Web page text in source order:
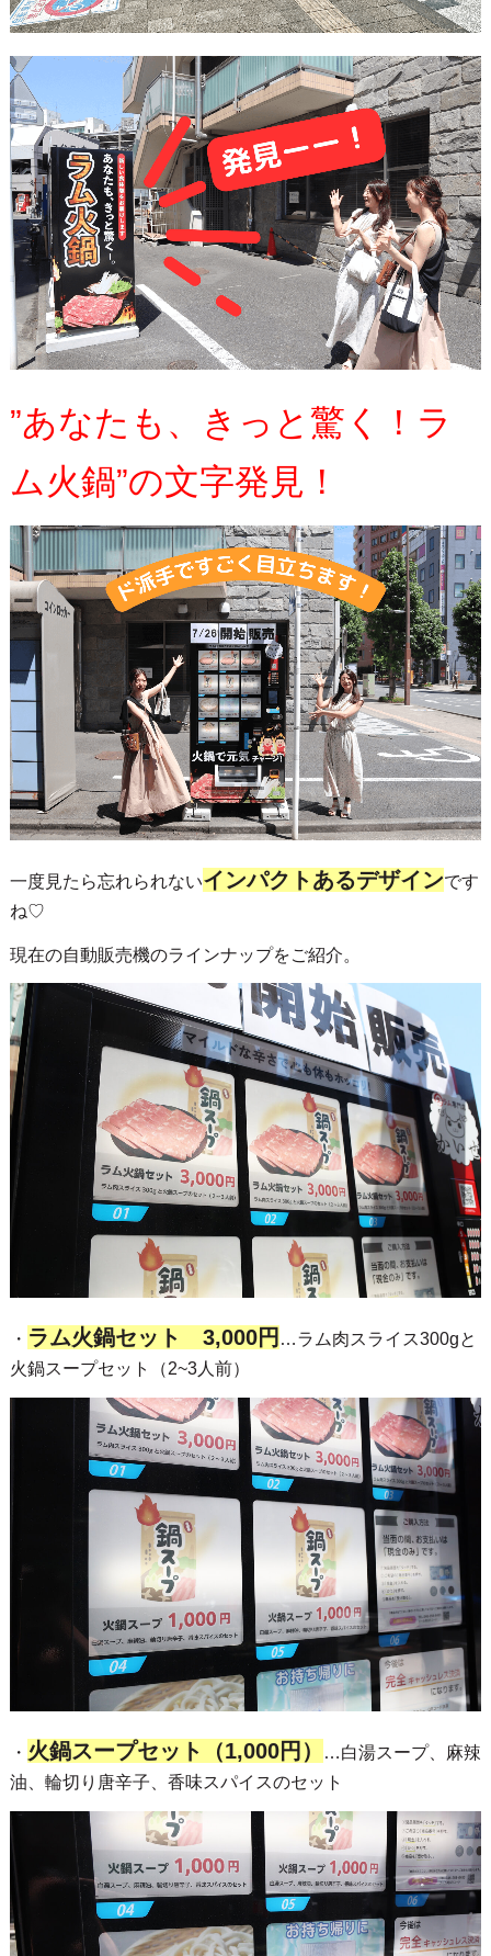
”あなたも、きっと驚く！ ラ
ム火鍋”の文字発見！
一度見たら忘れられないインパクトあるデザインです
ね♡
現在の自動販売機のラインナップをご紹介。
・ ラム火鍋セット 3,000円 …ラム肉スライス300gと
火鍋スープセット（2~3人前）
・ 火鍋スープセット（1,000円）
…白湯スープ、麻辣
油、輪切り唐辛子、香味スパイスのセット